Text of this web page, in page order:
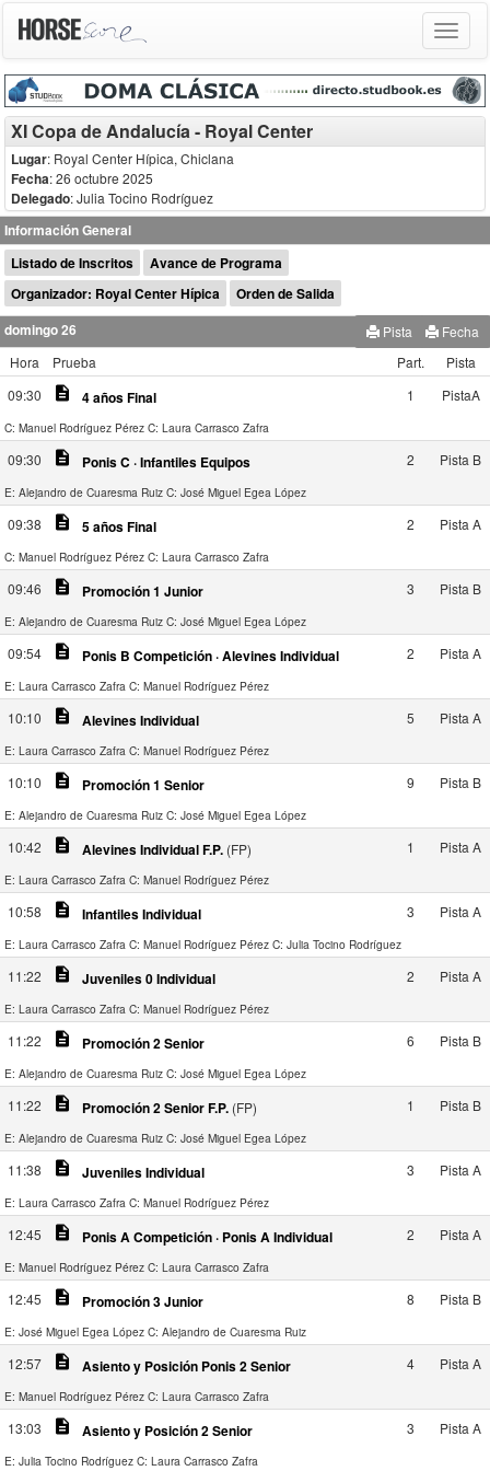
Toggle
XI Copa de Andalucía - Royal Center
Lugar: Royal Center Hípica, Chiclana
Fecha: 26 octubre 2025
Delegado:Julia Tocino Rodríguez
Información General
Listado de Inscritos
Avance de Programa
Organizador: Royal Center Hípica
Orden de Salida
domingo 26
Fecha
Pista
Hora
Prueba Part.
Pista
09:30
description 4 años Final 1 PistaA
C: Manuel Rodríguez Pérez C: Laura Carrasco Zafra
09:30 description Ponis C · Infantiles Equipos 2 Pista B
E: Alejandro de Cuaresma Ruiz C: José Miguel Egea López
09:38 description 5 años Final 2 Pista A
C: Manuel Rodríguez Pérez C: Laura Carrasco Zafra
09:46 description Promoción 1 Junior 3 Pista B
E: Alejandro de Cuaresma Ruiz C: José Miguel Egea López
09:54 description Ponis B Competición · Alevines Individual 2 Pista A
E: Laura Carrasco Zafra C: Manuel Rodríguez Pérez
10:10 description Alevines Individual 5 Pista A
E: Laura Carrasco Zafra C: Manuel Rodríguez Pérez
10:10 description Promoción 1 Senior 9 Pista B
E: Alejandro de Cuaresma Ruiz C: José Miguel Egea López
10:42 description Alevines Individual F.P. (FP) 1 Pista A
E: Laura Carrasco Zafra C: Manuel Rodríguez Pérez
10:58 description Infantiles Individual 3 Pista A
E: Laura Carrasco Zafra C: Manuel Rodríguez Pérez C: Julia Tocino Rodríguez
11:22 description Juveniles 0 Individual 2 Pista A
E: Laura Carrasco Zafra C: Manuel Rodríguez Pérez
11:22 description Promoción 2 Senior 6 Pista B
E: Alejandro de Cuaresma Ruiz C: José Miguel Egea López
11:22 description Promoción 2 Senior F.P. (FP) 1 Pista B
E: Alejandro de Cuaresma Ruiz C: José Miguel Egea López
11:38 description Juveniles Individual 3 Pista A
E: Laura Carrasco Zafra C: Manuel Rodríguez Pérez
12:45 description Ponis A Competición · Ponis A Individual 2 Pista A
E: Manuel Rodríguez Pérez C: Laura Carrasco Zafra
12:45 description Promoción 3 Junior 8 Pista B
E: José Miguel Egea López C: Alejandro de Cuaresma Ruiz
12:57 description Asiento y Posición Ponis 2 Senior 4 Pista A
E: Manuel Rodríguez Pérez C: Laura Carrasco Zafra
13:03 description Asiento y Posición 2 Senior 3 Pista A
E: Julia Tocino Rodríguez C: Laura Carrasco Zafra